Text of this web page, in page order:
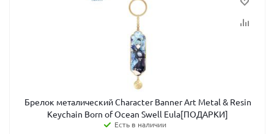
Брелок металический Character Banner Art Metal & Resin
Keychain Born of Ocean Swell Eula[ПОДАРКИ]
Есть в наличии